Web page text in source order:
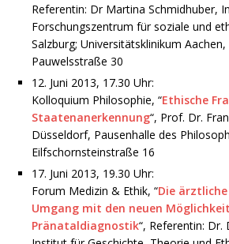
Referentin: Dr Martina Schmidhuber,
Forschungszentrum für soziale und
Salzburg; Universitätsklinikum
Pauwelsstraße 30
12. Juni 2013, 17.30 Uhr:
Kolloquium Philosophie, “Ethische
Staatenanerkennung“, Prof. Dr.
Düsseldorf, Pausenhalle des
Eilfschornsteinstraße 16
17. Juni 2013, 19.30 Uhr:
Forum Medizin & Ethik, “Die
Umgang mit den neuen
Pränataldiagnostik“, Referentin: Dr.